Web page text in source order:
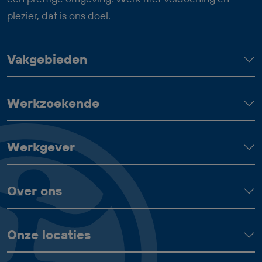
waaronder 24 vakantiedagen, 13 ADV-
plezier, dat is ons doel.
Vakgebieden
Werkzoekende
Werkgever
Over ons
Onze locaties